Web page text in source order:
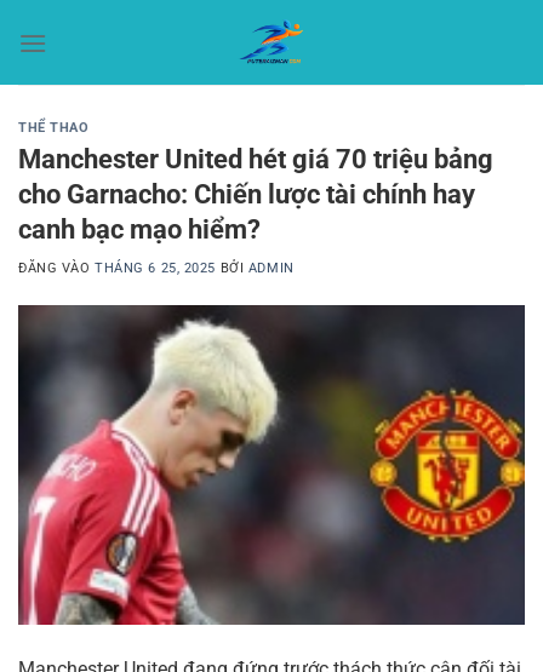
qua
THỂ THAO
Manchester United hét giá 70 triệu bảng
cho Garnacho: Chiến lược tài chính hay
canh bạc mạo hiểm?
ĐĂNG VÀOTHÁNG 6 25, 2025 BỞI ADMIN